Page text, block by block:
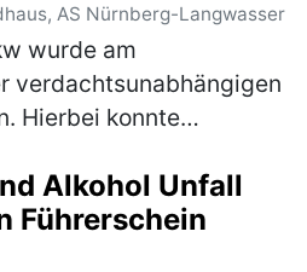
AS Nürnberg-Langwasser
wurde am
verdachtsunabhängigen
Hierbei konnte
des 54-jährigen
Alkohol Unfall